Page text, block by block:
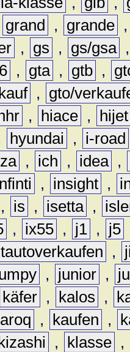
grand , grande
, gs , gs/gsa
, gta , gtb ,
,
gto/
hhr , hiace ,
hijet
hyundai ,
i-road
, ich , idea ,
, insight ,
, is , isetta ,
, ix55 , j1 , j5
,
, junior ,
käfer , kalos ,
, kaufen ,
kizashi , klasse ,